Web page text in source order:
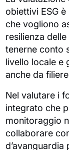
obiettivi ESG
che vogliono
resilienza
tenerne conto
livello locale e
anche da
Nel valutare i
integrato che
monitoraggio
collaborare